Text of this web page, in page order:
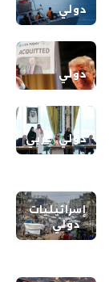
دولي
دولي
دولي عربي
إسرائيليات
دولي